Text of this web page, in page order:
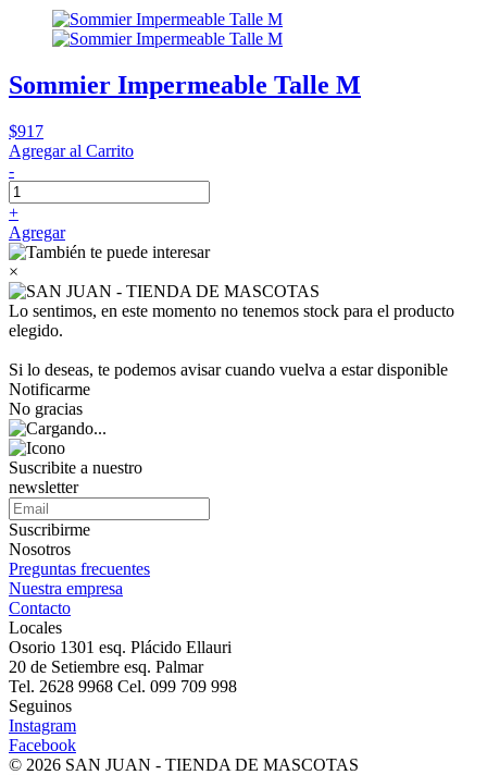
Sommier Impermeable Talle M
$917
Agregar al Carrito
-
+
Agregar
×
Lo sentimos, en este momento no tenemos stock para el producto
elegido.
Si lo deseas, te podemos avisar cuando vuelva a estar disponible
Notificarme
No gracias
Suscribite a nuestro
newsletter
Suscribirme
Nosotros
Preguntas frecuentes
Nuestra empresa
Contacto
Locales
Osorio 1301 esq. Plácido Ellauri
20 de Setiembre esq. Palmar
Tel. 2628 9968 Cel. 099 709 998
Seguinos
Instagram
Facebook
© 2026 SAN JUAN - TIENDA DE MASCOTAS